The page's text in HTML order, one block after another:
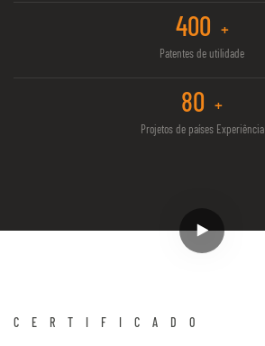
400 +
Patentes de utilidade
80 +
Projetos de países Experiência
CERTIFICADO